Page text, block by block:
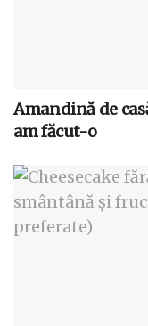
Amandină de
am făcut-o